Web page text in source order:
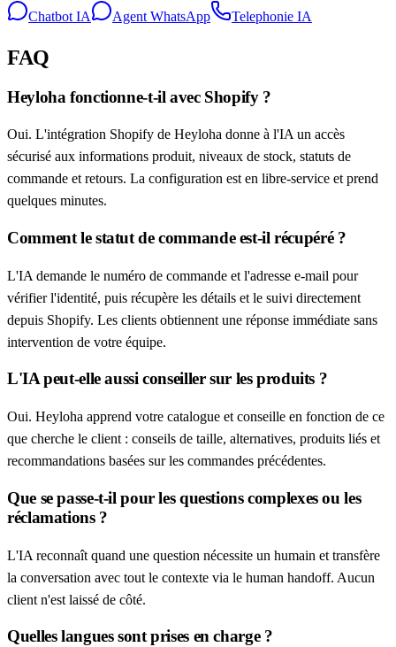
Chatbot IA Agent WhatsApp Telephonie IA
FAQ
Heyloha fonctionne-t-il avec Shopify ?
Oui. L'intégration Shopify de Heyloha donne à l'IA un accès
sécurisé aux informations produit, niveaux de stock, statuts de
commande et retours. La configuration est en libre-service et prend
quelques minutes.
Comment le statut de commande est-il récupéré ?
L'IA demande le numéro de commande et l'adresse e-mail pour
vérifier l'identité, puis récupère les détails et le suivi directement
depuis Shopify. Les clients obtiennent une réponse immédiate sans
intervention de votre équipe.
L'IA peut-elle aussi conseiller sur les produits ?
Oui. Heyloha apprend votre catalogue et conseille en fonction de ce
que cherche le client : conseils de taille, alternatives, produits liés et
recommandations basées sur les commandes précédentes.
Que se passe-t-il pour les questions complexes ou les
réclamations ?
L'IA reconnaît quand une question nécessite un humain et transfère
la conversation avec tout le contexte via le human handoff. Aucun
client n'est laissé de côté.
Quelles langues sont prises en charge ?